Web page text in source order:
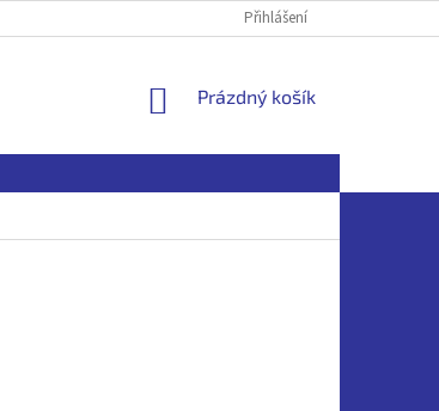
Přihlášení
NÁKUPNÍ
Prázdný košík